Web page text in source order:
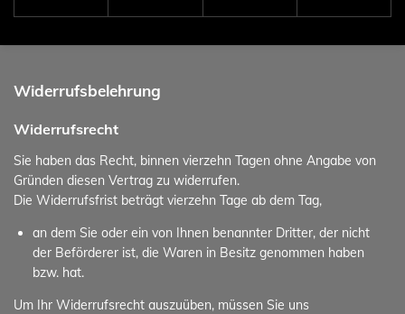
Widerrufsbelehrung
Widerrufsrecht
Sie haben das Recht, binnen vierzehn Tagen ohne Angabe von
Gründen diesen Vertrag zu widerrufen.
Die Widerrufsfrist beträgt vierzehn Tage ab dem Tag,
an dem Sie oder ein von Ihnen benannter Dritter, der nicht
der Beförderer ist, die Waren in Besitz genommen haben
bzw. hat.
Um Ihr Widerrufsrecht auszuüben, müssen Sie uns